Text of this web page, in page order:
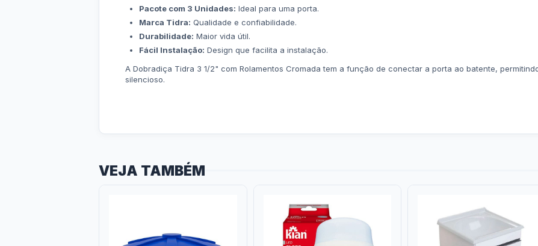
Pacote com 3 Unidades: Ideal para uma porta.
Marca Tidra: Qualidade e confiabilidade.
Durabilidade: Maior vida útil.
Fácil Instalação: Design que facilita a instalação.
A Dobradiça Tidra 3 1/2" com Rolamentos Cromada tem a função de conectar a porta ao batente,
silencioso.
VEJA TAMBÉM